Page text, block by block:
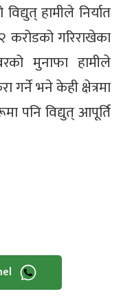
हामीले निर्यात
गरिराखेका
मुनाफा हामीले
भने केही क्षेत्रमा
पनि विद्युत् आपूर्ति